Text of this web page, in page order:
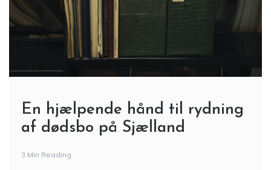
En hjælpende hånd til rydning
af dødsbo på Sjælland
3 Min Reading